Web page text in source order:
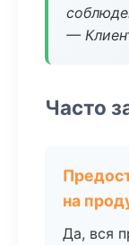
—
Часто
на
Да, вся